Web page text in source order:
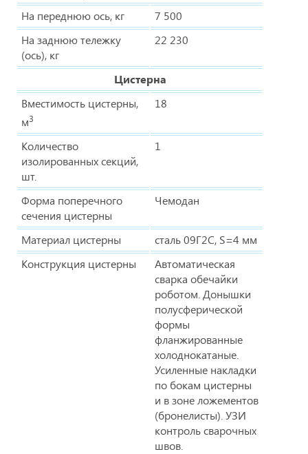
На переднюю ось, кг
7 500
На заднюю тележку
(ось), кг
22 230
Цистерна
Вместимость цистерны,
м3
18
Количество
изолированных секций,
шт.
1
Форма поперечного
сечения цистерны
Чемодан
Материал цистерны
сталь 09Г2С, S=4 мм
Конструкция цистерны
Автоматическая
сварка обечайки
роботом. Донышки
полусферической
формы
фланжированные
холоднокатаные.
Усиленные накладки
по бокам цистерны
и в зоне ложементов
(бронелисты). УЗИ
контроль сварочных
швов.